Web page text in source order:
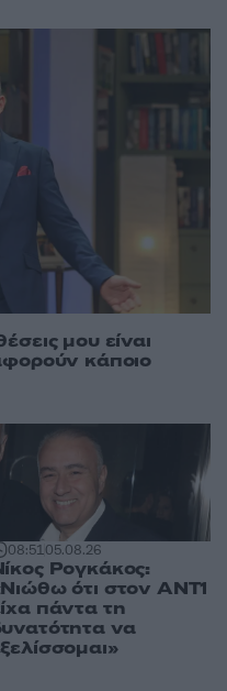
μου είναι
κάποιο
08:5105.08.26
Ρογκάκος:
ότι στον ΑΝΤ1
πάντα τη
να